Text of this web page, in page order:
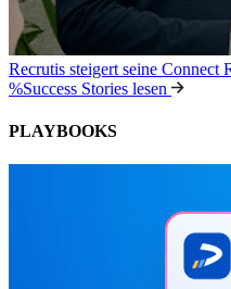
Recrutis steigert seine Connect
%Success Stories lesen
PLAYBOOKS